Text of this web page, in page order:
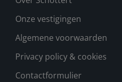
Onze vestigingen
Algemene voorwaarden
Privacy policy & cookies
Contactformulier